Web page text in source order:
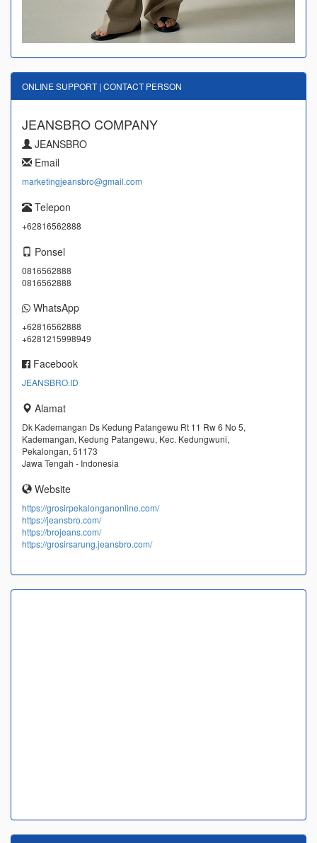
ONLINE SUPPORT | CONTACT PERSON
JEANSBRO COMPANY
JEANSBRO
Email
marketingjeansbro@gmail.com
Telepon
+62816562888
Ponsel
0816562888
0816562888
WhatsApp
+62816562888
+6281215998949
Facebook
JEANSBRO.ID
Alamat
Dk Kademangan Ds Kedung Patangewu Rt 11 Rw 6 No 5,
Kademangan, Kedung Patangewu, Kec. Kedungwuni,
Pekalongan, 51173
Jawa Tengah - Indonesia
Website
https://grosirpekalonganonline.com/
https://jeansbro.com/
https://brojeans.com/
https://grosirsarung.jeansbro.com/